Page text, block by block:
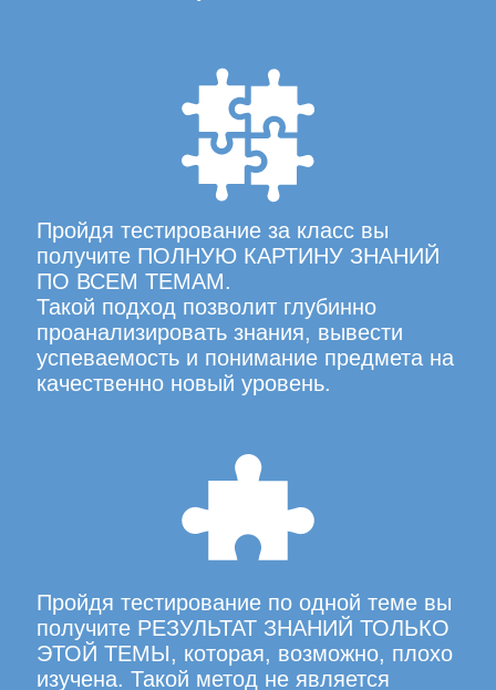
Пройдя тестирование за класс вы
получите ПОЛНУЮ КАРТИНУ ЗНАНИЙ
ПО ВСЕМ ТЕМАМ.
Такой подход позволит глубинно
проанализировать знания, вывести
успеваемость и понимание предмета на
качественно новый уровень.
Пройдя тестирование по одной теме вы
получите РЕЗУЛЬТАТ ЗНАНИЙ ТОЛЬКО
ЭТОЙ ТЕМЫ, которая, возможно, плохо
изучена. Такой метод не является